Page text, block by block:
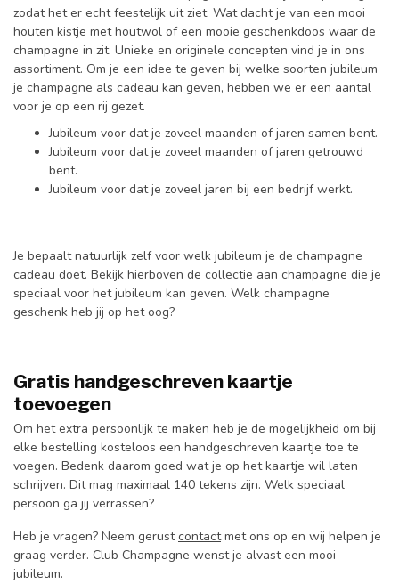
zodat het er echt feestelijk uit ziet. Wat dacht je van een mooi
houten kistje met houtwol of een mooie geschenkdoos waar de
champagne in zit. Unieke en originele concepten vind je in ons
assortiment. Om je een idee te geven bij welke soorten jubileum
je champagne als cadeau kan geven, hebben we er een aantal
voor je op een rij gezet.
Jubileum voor dat je zoveel maanden of jaren samen bent.
Jubileum voor dat je zoveel maanden of jaren getrouwd
bent.
Jubileum voor dat je zoveel jaren bij een bedrijf werkt.
Je bepaalt natuurlijk zelf voor welk jubileum je de champagne
cadeau doet. Bekijk hierboven de collectie aan champagne die je
speciaal voor het jubileum kan geven. Welk champagne
geschenk heb jij op het oog?
Gratis handgeschreven kaartje
toevoegen
Om het extra persoonlijk te maken heb je de mogelijkheid om bij
elke bestelling kosteloos een handgeschreven kaartje toe te
voegen. Bedenk daarom goed wat je op het kaartje wil laten
schrijven. Dit mag maximaal 140 tekens zijn. Welk speciaal
persoon ga jij verrassen?
Heb je vragen? Neem gerustcontactmet ons op en wij helpen je
graag verder. Club Champagne wenst je alvast een mooi
jubileum.